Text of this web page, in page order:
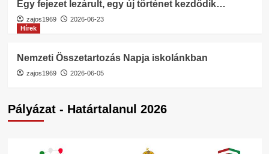
Egy fejezet lezárult, egy új történet kezdődik…
zajos1969
2026-06-23
Hírek
Nemzeti Összetartozás Napja iskolánkban
zajos1969 2026-06-05
Pályázat - Határtalanul 2026